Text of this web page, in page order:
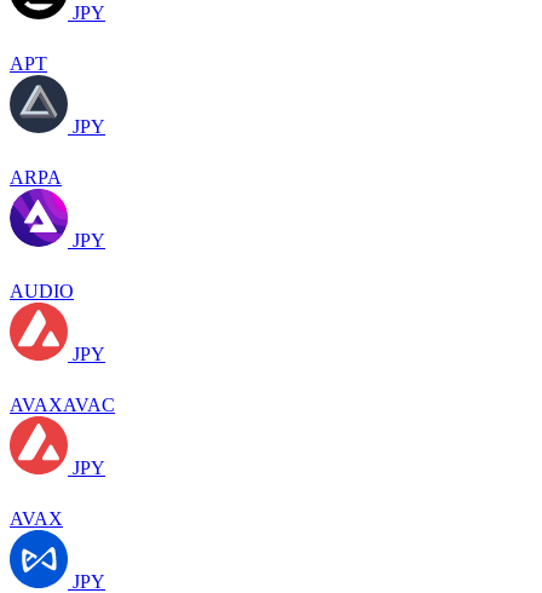
JPY
APT
JPY
ARPA
JPY
AUDIO
JPY
AVAXAVAC
JPY
AVAX
JPY